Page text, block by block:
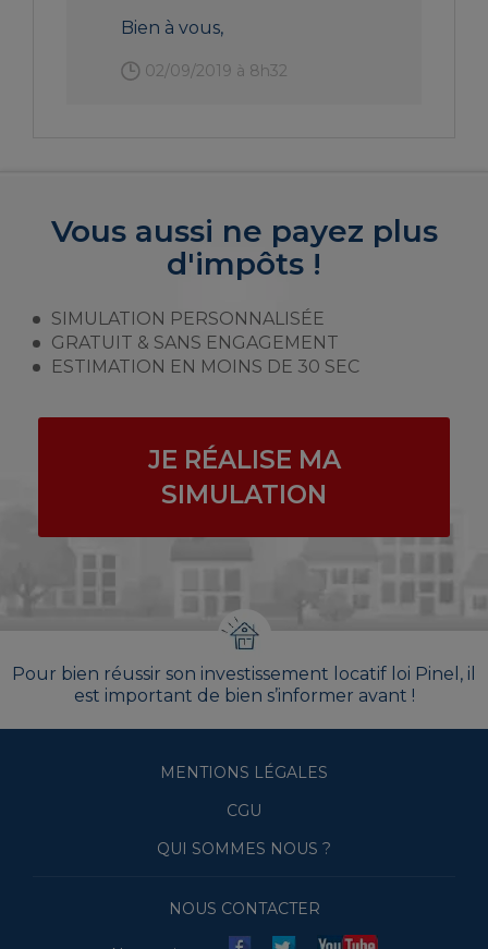
Bien à vous,
02/09/2019 à 8h32
Vous aussi ne payez plus
d'impôts !
SIMULATION PERSONNALISÉE
GRATUIT & SANS ENGAGEMENT
ESTIMATION EN MOINS DE 30 SEC
JE RÉALISE MA
SIMULATION
Pour bien réussir son investissement locatif loi Pinel, il
est important de bien s’informer avant !
MENTIONS LÉGALES
CGU
QUI SOMMES NOUS ?
NOUS CONTACTER